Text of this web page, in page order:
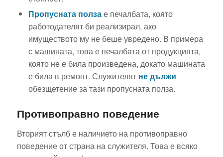
Пропусната ползае печалбата, която
работодателят би реализирал, ако
имуществото му не беше увредено. В примера
с машината, това е печалбата от продукцията,
която не е била произведена, докато машината
е била в ремонт. Служителят не дължи
обезщетение за тази пропусната полза.
Противоправно поведение
Вторият стълб е наличието на противоправно
поведение от страна на служителя. Това е всяко